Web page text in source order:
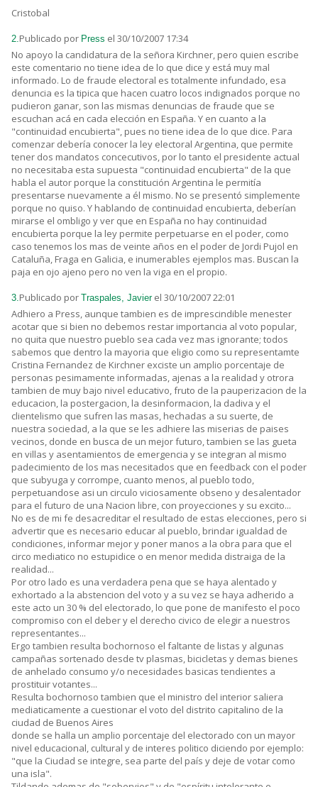
Cristobal
2.Publicado por Press el 30/10/2007 17:34
No apoyo la candidatura de la señora Kirchner, pero quien escribe
este comentario no tiene idea de lo que dice y está muy mal
informado. Lo de fraude electoral es totalmente infundado, esa
denuncia es la tipica que hacen cuatro locos indignados porque no
pudieron ganar, son las mismas denuncias de fraude que se
escuchan acá en cada elección en España. Y en cuanto a la
"continuidad encubierta", pues no tiene idea de lo que dice. Para
comenzar debería conocer la ley electoral Argentina, que permite
tener dos mandatos concecutivos, por lo tanto el presidente actual
no necesitaba esta supuesta "continuidad encubierta" de la que
habla el autor porque la constitución Argentina le permitía
presentarse nuevamente a él mismo. No se presentó simplemente
porque no quiso. Y hablando de continuidad encubierta, deberían
mirarse el ombligo y ver que en España no hay continuidad
encubierta porque la ley permite perpetuarse en el poder, como
caso tenemos los mas de veinte años en el poder de Jordi Pujol en
Cataluña, Fraga en Galicia, e inumerables ejemplos mas. Buscan la
paja en ojo ajeno pero no ven la viga en el propio.
3.Publicado por Traspales, Javier el 30/10/2007 22:01
Adhiero a Press, aunque tambien es de imprescindible menester
acotar que si bien no debemos restar importancia al voto popular,
no quita que nuestro pueblo sea cada vez mas ignorante; todos
sabemos que dentro la mayoria que eligio como su representamte
Cristina Fernandez de Kirchner exciste un amplio porcentaje de
personas pesimamente informadas, ajenas a la realidad y otrora
tambien de muy bajo nivel educativo, fruto de la pauperizacion de la
educacion, la postergacion, la desinformacion, la dadiva y el
clientelismo que sufren las masas, hechadas a su suerte, de
nuestra sociedad, a la que se les adhiere las miserias de paises
vecinos, donde en busca de un mejor futuro, tambien se las gueta
en villas y asentamientos de emergencia y se integran al mismo
padecimiento de los mas necesitados que en feedback con el poder
que subyuga y corrompe, cuanto menos, al pueblo todo,
perpetuandose asi un circulo viciosamente obseno y desalentador
para el futuro de una Nacion libre, con proyecciones y su excito...
No es de mi fe desacreditar el resultado de estas elecciones, pero si
advertir que es necesario educar al pueblo, brindar igualdad de
condiciones, informar mejor y poner manos a la obra para que el
circo mediatico no estupidice o en menor medida distraiga de la
realidad...
Por otro lado es una verdadera pena que se haya alentado y
exhortado a la abstencion del voto y a su vez se haya adherido a
este acto un 30 % del electorado, lo que pone de manifesto el poco
compromiso con el deber y el derecho civico de elegir a nuestros
representantes...
Ergo tambien resulta bochornoso el faltante de listas y algunas
campañas sortenado desde tv plasmas, bicicletas y demas bienes
de anhelado consumo y/o necesidades basicas tendientes a
prostituir votantes...
Resulta bochornoso tambien que el ministro del interior saliera
mediaticamente a cuestionar el voto del distrito capitalino de la
ciudad de Buenos Aires
donde se halla un amplio porcentaje del electorado con un mayor
nivel educacional, cultural y de interes politico diciendo por ejemplo:
"que la Ciudad se integre, sea parte del país y deje de votar como
una isla".